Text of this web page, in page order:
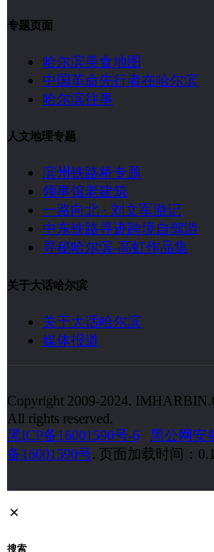
专题页面
哈尔滨美食地图
中国革命先行者在哈尔滨
哈尔滨往事
人文地理专题
滨州铁路桥专题
领事馆老建筑
一路向北 · 刘文军游记
中东铁路寻迹跨境自驾游
寻秘哈尔滨-高虹作品集
关于大话哈尔滨
关于大话哈尔滨
媒体报道
Copyright 2009-2024.
All rights reserved.
黑ICP备16001590号-6
黑公网安
备16001590号. 页面加载时间：
搜索